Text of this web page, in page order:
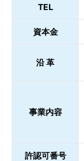
TEL
資本金
沿 革
事業内容
許認可番号